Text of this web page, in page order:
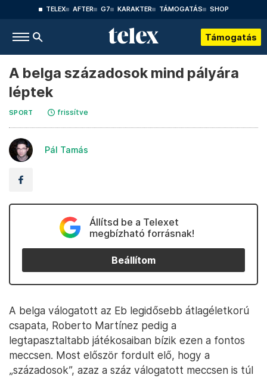
TELEX AFTER G7 KARAKTER TÁMOGATÁS SHOP
Támogatás
A belga századosok mind pályára
léptek
SPORT frissítve
Pál Tamás
Állítsd be a Telexet
megbízható forrásnak!
Beállítom
A belga válogatott az Eb legidősebb átlagéletkorú
csapata, Roberto Martínez pedig a
legtapasztaltabb játékosaiban bízik ezen a fontos
meccsen. Most először fordult elő, hogy a
„századosok”, azaz a száz válogatott meccsen is túl